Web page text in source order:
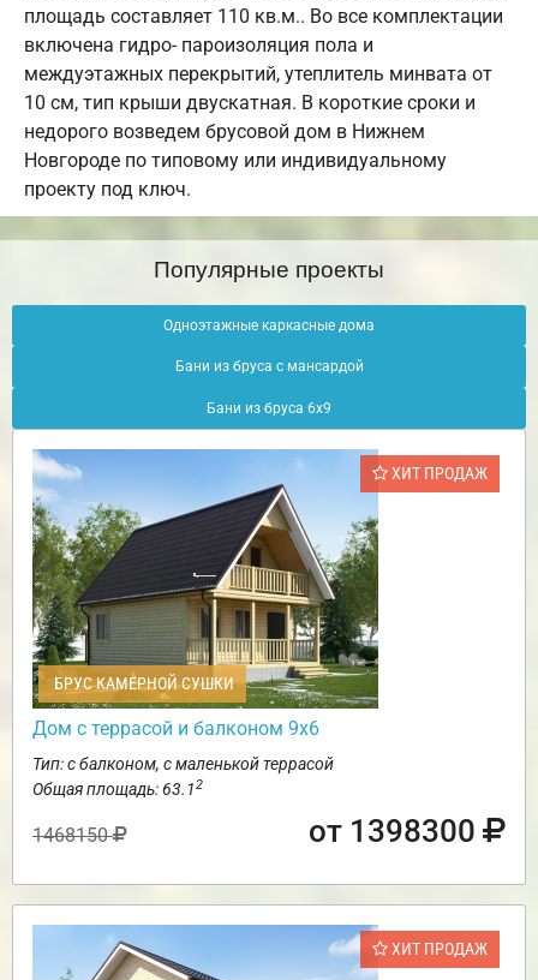
площадь составляет 110 кв.м.. Во все комплектации
включена гидро- пароизоляция пола и
междуэтажных перекрытий, утеплитель минвата от
10 см, тип крыши двускатная. В короткие сроки и
недорого возведем брусовой дом в Нижнем
Новгороде по типовому или индивидуальному
проекту под ключ.
Популярные проекты
Одноэтажные каркасные дома
Бани из бруса с мансардой
Бани из бруса 6х9
ХИТ ПРОДАЖ
БРУС КАМЕРНОЙ СУШКИ
Дом с террасой и балконом 9х6
Тип: с балконом, с маленькой террасой
Общая площадь: 63.12
1468150 от 1398300
ХИТ ПРОДАЖ